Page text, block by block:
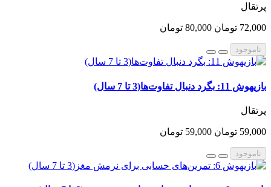
پرتقال
72,000 تومان 80,000 تومان
ناموجود
بازیهوش 11: بگرد دنبال تفاوت‌ها(3 تا 7 سال)
پرتقال
59,000 تومان 59,000 تومان
ناموجود